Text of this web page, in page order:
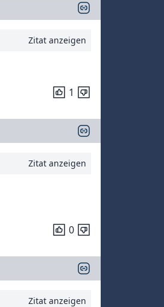
Zitat anzeigen
1
Zitat anzeigen
0
Zitat anzeigen